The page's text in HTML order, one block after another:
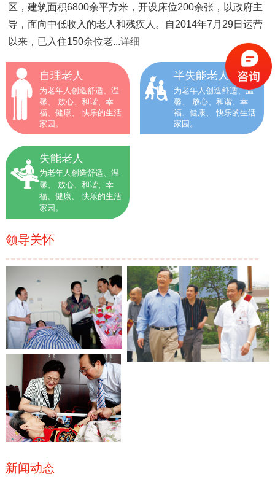
区，建筑面积6800余平方米，开设床位200余张，以政府主
导，面向中低收入的老人和残疾人。自2014年7月29日运营
以来，已入住150余位老...详细
自理老人
为老年人创造舒适、温
馨、 放心、和谐、幸
福、健康、 快乐的生活
家园。
半失能老人
为老年人创造舒适、温
馨、 放心、和谐、幸
福、健康、 快乐的生活
家园。
失能老人
为老年人创造舒适、温
馨、 放心、和谐、幸
福、健康、 快乐的生活
家园。
领导关怀
新闻动态